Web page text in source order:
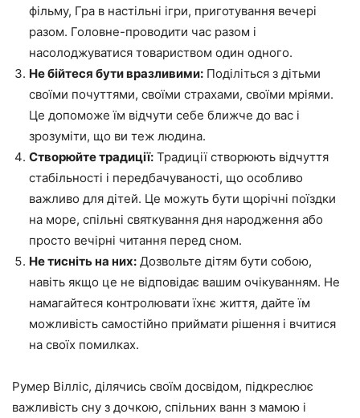
фільму, Гра в настільні ігри, приготування вечері
разом. Головне-проводити час разом і
насолоджуватися товариством один одного.
Не бійтеся бути вразливими: Поділіться з дітьми
своїми почуттями, своїми страхами, своїми мріями.
Це допоможе їм відчути себе ближче до вас і
зрозуміти, що ви теж людина.
Створюйте традиції: Традиції створюють відчуття
стабільності і передбачуваності, що особливо
важливо для дітей. Це можуть бути щорічні поїздки
на море, спільні святкування дня народження або
просто вечірні читання перед сном.
Не тисніть на них: Дозвольте дітям бути собою,
навіть якщо це не відповідає вашим очікуванням. Не
намагайтеся контролювати їхнє життя, дайте їм
можливість самостійно приймати рішення і вчитися
на своїх помилках.
Румер Вілліс, ділячись своїм досвідом, підкреслює
важливість сну з дочкою, спільних ванн з мамою і